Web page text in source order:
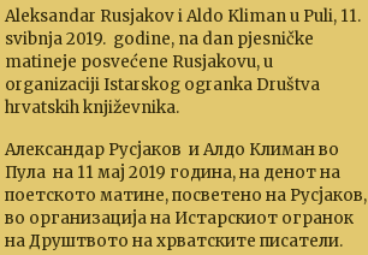
Aleksandar Rusjakov i Aldo Kliman u Puli, 11.
svibnja 2019. godine, na dan pjesničke
matineje posvećene Rusjakovu, u
organizaciji Istarskog ogranka Društva
hrvatskih književnika.
Александар Русјаков и Алдо Климан во
Пула на 11 мај 2019 година, на денот на
поетското матине, посветено на Русјаков,
во организација на Истарскиот огранок
на Друштвото на хрватските писатели.